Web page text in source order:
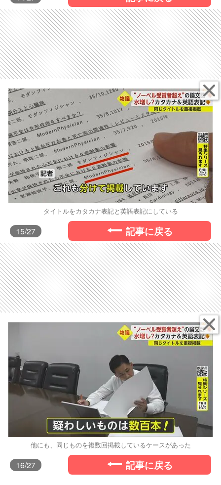
タイトルをカタカナ表記と英語表記にしている
15/27 記事に戻る
他にも、同じものを複数回掲載しているケースがあった
16/27 記事に戻る